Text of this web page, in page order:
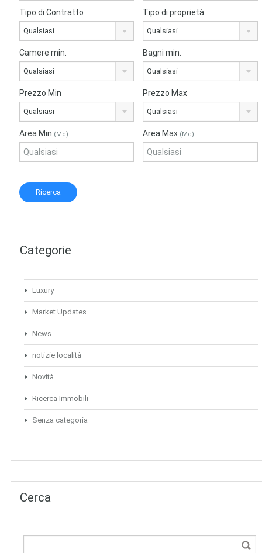
Tipo di Contratto
Qualsiasi
Tipo di proprietà
Qualsiasi
Camere min.
Qualsiasi
Bagni min.
Qualsiasi
Prezzo Min
Qualsiasi
Prezzo Max
Qualsiasi
Area Min (Mq) Area Max (Mq)
Categorie
Luxury
Market Updates
News
notizie località
Novità
Ricerca Immobili
Senza categoria
Cerca